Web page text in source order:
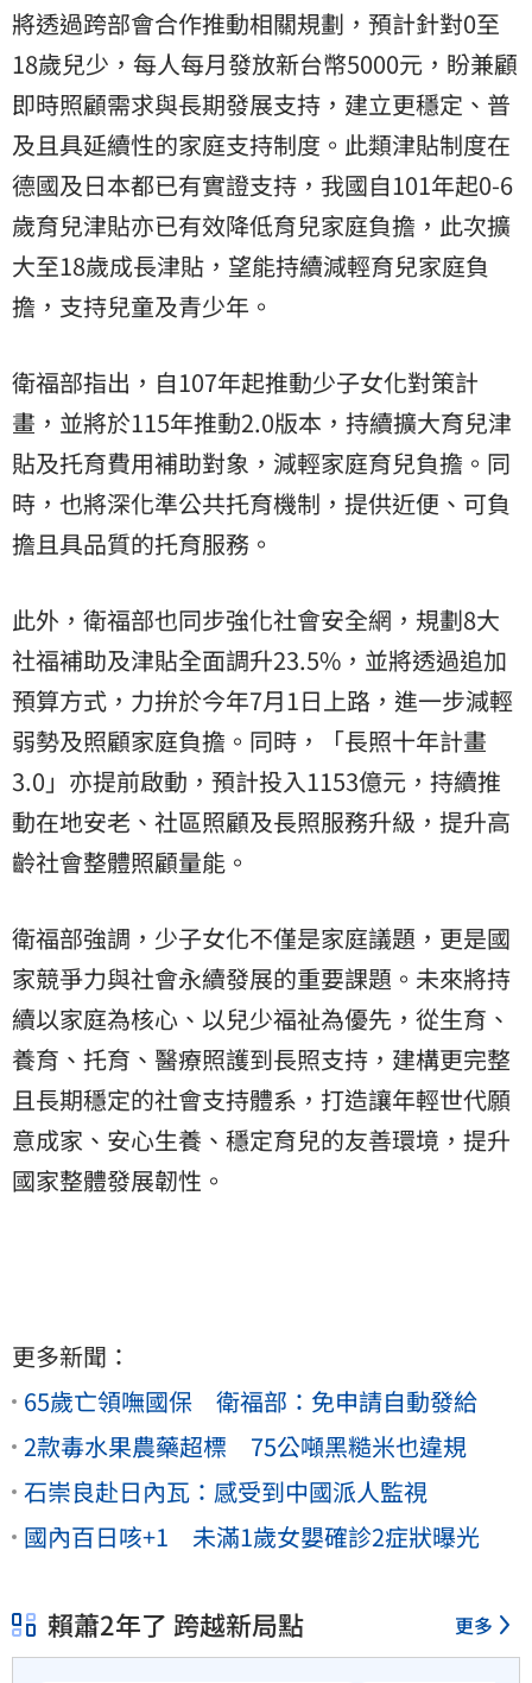
將透過跨部會合作推動相關規劃，預計針對0至
18歲兒少，每人每月發放新台幣5000元，盼兼顧
即時照顧需求與長期發展支持，建立更穩定、普
及且具延續性的家庭支持制度。此類津貼制度在
德國及日本都已有實證支持，我國自101年起0-6
歲育兒津貼亦已有效降低育兒家庭負擔，此次擴
大至18歲成長津貼，望能持續減輕育兒家庭負
擔，支持兒童及青少年。
衛福部指出，自107年起推動少子女化對策計
畫，並將於115年推動2.0版本，持續擴大育兒津
貼及托育費用補助對象，減輕家庭育兒負擔。同
時，也將深化準公共托育機制，提供近便、可負
擔且具品質的托育服務。
此外，衛福部也同步強化社會安全網，規劃8大
社福補助及津貼全面調升23.5%，並將透過追加
預算方式，力拚於今年7月1日上路，進一步減輕
弱勢及照顧家庭負擔。同時，「長照十年計畫
3.0」亦提前啟動，預計投入1153億元，持續推
動在地安老、社區照顧及長照服務升級，提升高
齡社會整體照顧量能。
衛福部強調，少子女化不僅是家庭議題，更是國
家競爭力與社會永續發展的重要課題。未來將持
續以家庭為核心、以兒少福祉為優先，從生育、
養育、托育、醫療照護到長照支持，建構更完整
且長期穩定的社會支持體系，打造讓年輕世代願
意成家、安心生養、穩定育兒的友善環境，提升
國家整體發展韌性。
更多新聞：
65歲亡領嘸國保 衛福部：免申請自動發給
2款毒水果農藥超標 75公噸黑糙米也違規
石崇良赴日內瓦：感受到中國派人監視
國內百日咳+1 未滿1歲女嬰確診2症狀曝光
賴蕭2年了 跨越新局點 更多